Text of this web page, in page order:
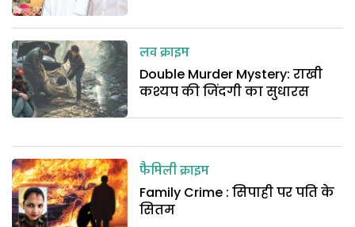
लव क्राइम
Double Murder Mystery: राखी
कश्यप की जिंदगी का सुधारस
फैमिली क्राइम
Family Crime : सिपाही पर पति के
सितम